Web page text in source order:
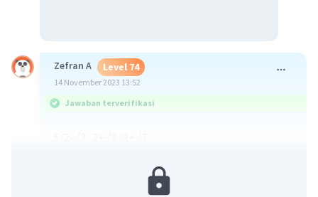
Zefran A Level 74
14 November 2023 13:52
Jawaban terverifikasi